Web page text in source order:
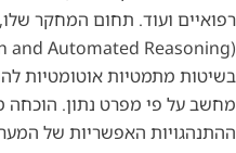
רפואיים ועוד. תחום המחקר
בשיטות מתמטיות אוטומטיות
מחשב על פי מפרט נתון.
ההתנהגויות האפשריות של